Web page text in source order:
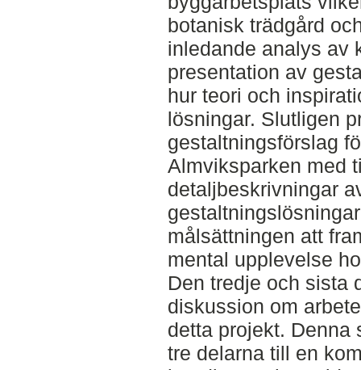
botanisk trädgård
inledande analys av
presentation av
hur teori och
lösningar. Slutligen
gestaltningsförslag
Almviksparken med
detaljbeskrivningar
målsättningen att
mental upplevelse
Den tredje och sista
diskussion om
detta projekt. Denna
tre delarna till en